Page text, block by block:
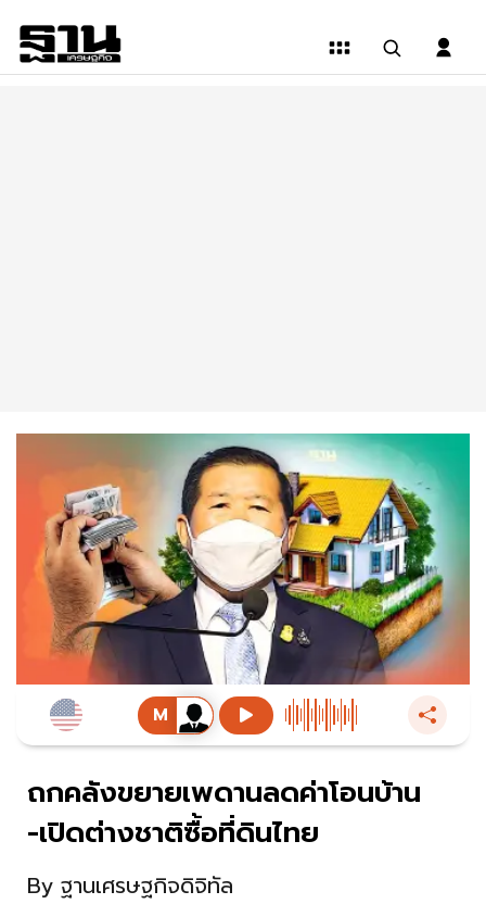
ถกคลังขยายเพดานลดค่าโอนบ้าน
-เปิดต่างชาติซื้อที่ดินไทย
By ฐานเศรษฐกิจดิจิทัล